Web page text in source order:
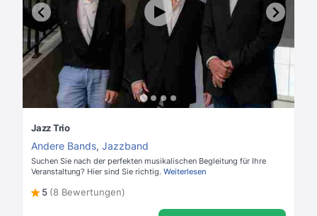
Jazz Trio
Andere Bands, Jazzband
Suchen Sie nach der perfekten musikalischen Begleitung für Ihre
Veranstaltung? Hier sind Sie richtig. Weiterlesen
5 (8 Bewertungen)